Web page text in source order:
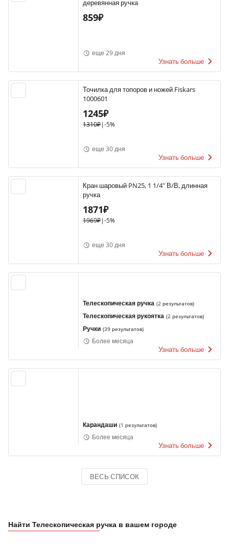
деревянная ручка
859₽
еще 29 дня
Узнать больше
Точилка для топоров и ножей Fiskars
1000601
1245₽
1310₽|-5%
еще 30 дня
Узнать больше
Кран шаровый PN25, 1 1/4" В/В, длинная
ручка
1871₽
1969₽|-5%
еще 30 дня
Узнать больше
Телескопическая ручка (2 результатов)
Телескопическая рукоятка (2 результатов)
Ручки (39 результатов)
Более месяца
Узнать больше
Карандаши (1 результатов)
Более месяца
Узнать больше
ВЕСЬ СПИСОК
Найти Телескопическая ручка в вашем городе